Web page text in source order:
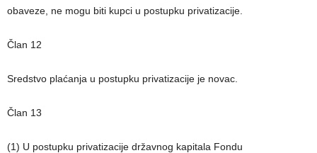
obaveze, ne mogu biti kupci u postupku privatizacije.
Član 12
Sredstvo plaćanja u postupku privatizacije je novac.
Član 13
(1) U postupku privatizacije državnog kapitala Fondu